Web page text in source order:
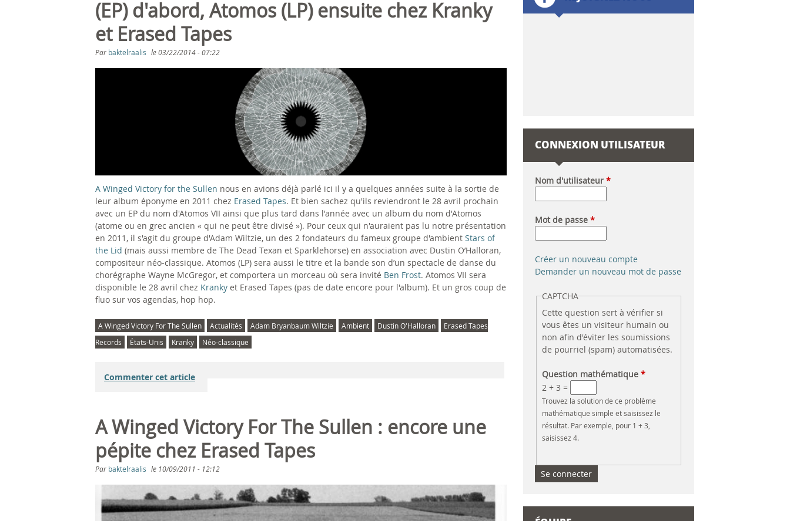
l
d
e
r
e
c
h
e
r
c
h
e
ê
t
i
(EP) d'abord, Atomos (LP) ensuite chez Kranky
et Erased Tapes
Par baktelraalis le03/22/2014 - 07:22
A Winged Victory for the Sullen nous en avions déjà parlé ici il y a quelques années suite à la sortie de
leur album éponyme en 2011 chez Erased Tapes. Et bien sachez qu'ils reviendront le 28 avril prochain
avec un EP du nom d'Atomos VII ainsi que plus tard dans l'année avec un album du nom d'Atomos
(atome ou en grec ancien « qui ne peut être divisé »). Pour ceux qui n'auraient pas lu notre présentation
en 2011, il s'agit du groupe d'Adam Wiltzie, un des 2 fondateurs du fameux groupe d'ambient Stars of
the Lid (mais aussi membre de The Dead Texan et Sparklehorse) en association avec Dustin O’Halloran,
compositeur néo-classique. Atomos (LP) sera aussi le titre et la bande son d’un spectacle de danse du
chorégraphe Wayne McGregor, et comportera un morceau où sera invité Ben Frost. Atomos VII sera
disponible le 28 avril chez Kranky et Erased Tapes (pas de date encore pour l'album). Et un gros coup de
fluo sur vos agendas, hop hop.
A Winged Victory For The Sullen Actualités Adam Bryanbaum Wiltzie Ambient Dustin O'Halloran
Erased Tapes
Records
États-Unis Kranky Néo-classique
Commenter cet article
A Winged Victory For The Sullen : encore une
pépite chez Erased Tapes
Par baktelraalis le 10/09/2011 - 12:12
CONNEXION UTILISATEUR
Nom d'utilisateur*
Mot de passe*
Créer un nouveau compte
Demander un nouveau mot de passe
CAPTCHA
Cette question sert à vérifier si
vous êtes un visiteur humain ou
non afin d'éviter les soumissions
de pourriel (spam) automatisées.
Question mathématique*
2 + 3 =
Trouvez la solution de ce problème
mathématique simple et saisissez le
résultat. Par exemple, pour 1 + 3,
saisissez 4.